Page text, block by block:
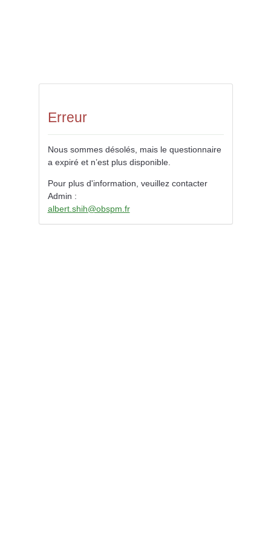
Erreur
Nous sommes désolés, mais le questionnaire
a expiré et n’est plus disponible.
Pour plus d'information, veuillez contacter
Admin :
albert.shih@obspm.fr